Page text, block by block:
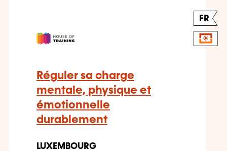
FR
Réguler sa charge
mentale, physique et
émotionnelle
durablement
LUXEMBOURG